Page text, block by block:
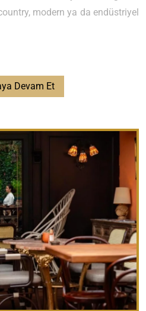
modern ya da endüstriyel
Devam Et